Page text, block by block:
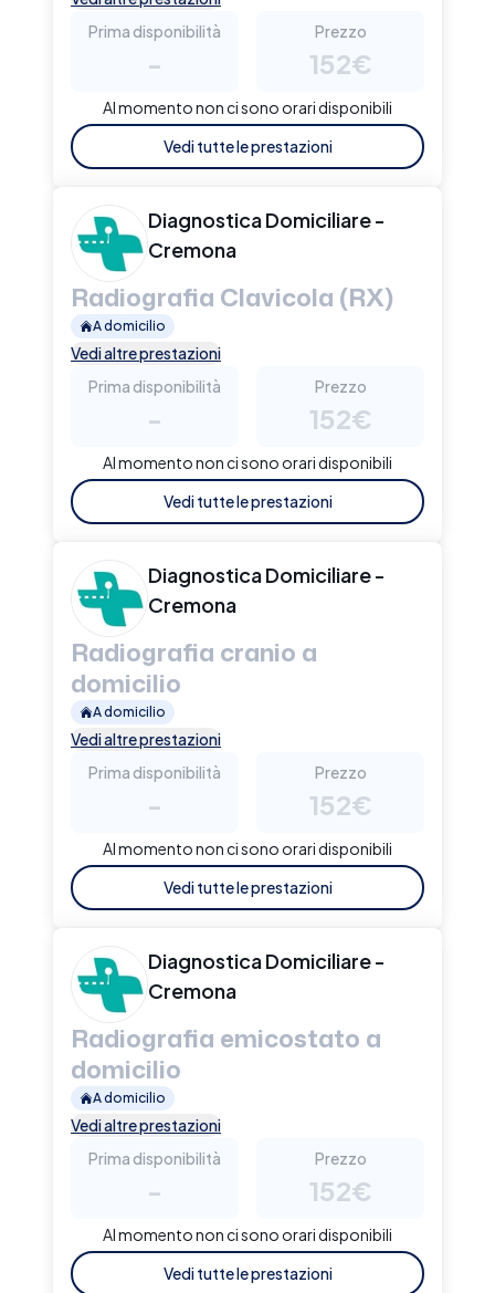
Prima disponibilità
-
Prezzo
152€
Al momento non ci sono orari disponibili
Vedi tutte le prestazioni
Diagnostica Domiciliare -
Cremona
Radiografia Clavicola (RX)
A domicilio
Vedi altre prestazioni
Prima disponibilità
-
Prezzo
152€
Al momento non ci sono orari disponibili
Vedi tutte le prestazioni
Diagnostica Domiciliare -
Cremona
Radiografia cranio a
domicilio
A domicilio
Vedi altre prestazioni
Prima disponibilità
-
Prezzo
152€
Al momento non ci sono orari disponibili
Vedi tutte le prestazioni
Diagnostica Domiciliare -
Cremona
Radiografia emicostato a
domicilio
A domicilio
Vedi altre prestazioni
Prima disponibilità
-
Prezzo
152€
Al momento non ci sono orari disponibili
Vedi tutte le prestazioni